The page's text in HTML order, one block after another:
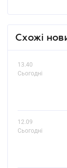
Схожі
13.40
Сьогодні
12.09
Сьогодні